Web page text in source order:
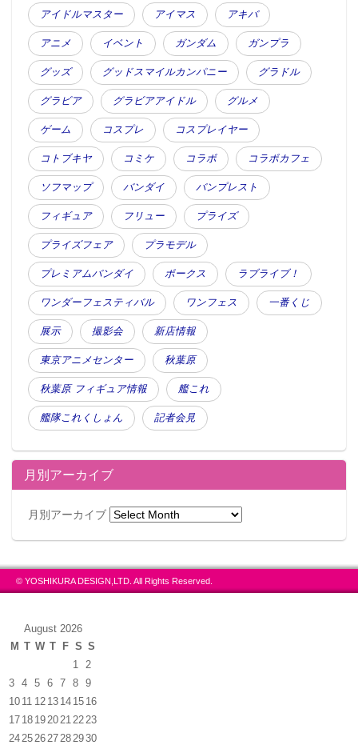
アイドルマスター アイマス アキバ
アニメ イベント ガンダム ガンプラ
グッズ グッドスマイルカンパニー グラドル
グラビア グラビアアイドル グルメ
ゲーム コスプレ コスプレイヤー
コトブキヤ コミケ コラボ コラボカフェ
ソフマップ バンダイ バンプレスト
フィギュア フリュー プライズ
プライズフェア プラモデル
プレミアムバンダイ ボークス ラブライブ！
ワンダーフェスティバル ワンフェス 一番くじ
展示 撮影会 新店情報
東京アニメセンター 秋葉原
秋葉原 フィギュア情報 艦これ
艦隊これくしょん 記者会見
月別アーカイブ
月別アーカイブ
© YOSHIKURA DESIGN,LTD. All Rights Reserved.
August 2026
M T W T F S S
1
2
3
4 5 6 7 8
9
10 11 12 13 14 15 16
17 18 19 20 21 22 23
24 25 26 27 28 2930